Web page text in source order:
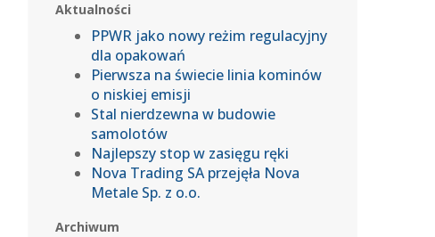
Aktualności
PPWR jako nowy reżim regulacyjny
dla opakowań
Pierwsza na świecie linia kominów
o niskiej emisji
Stal nierdzewna w budowie
samolotów
Najlepszy stop w zasięgu ręki
Nova Trading SA przejęła Nova
Metale Sp. z o.o.
Archiwum